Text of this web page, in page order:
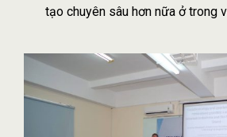
tạo chuyên sâu hơn nữa ở trong